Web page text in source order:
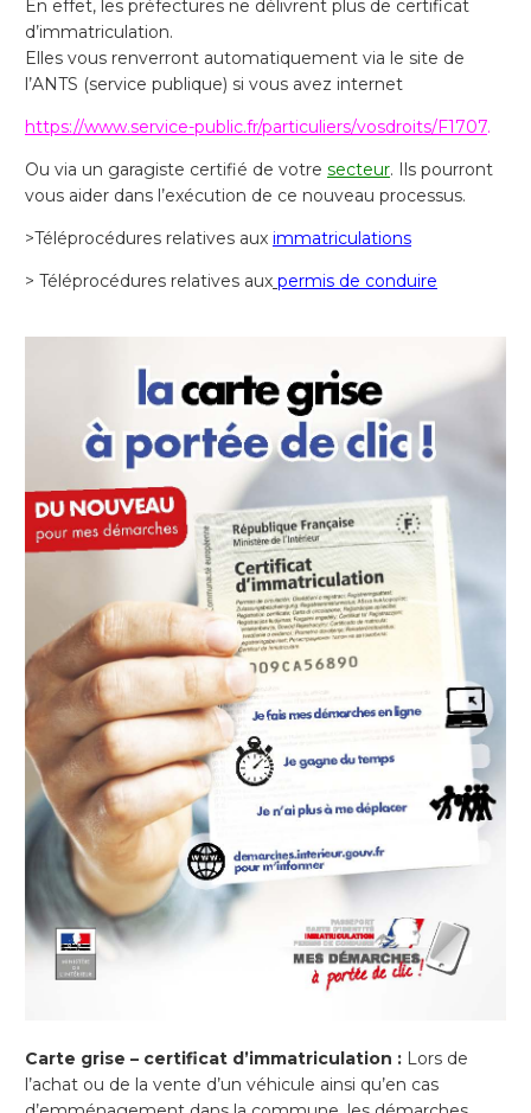
En effet, les préfectures ne délivrent plus de certificat
d’immatriculation.
Elles vous renverront automatiquement via le site de
l’ANTS (service publique) si vous avez internet
https://www.service-public.fr/particuliers/vosdroits/F1707.
Ou via un garagiste certifié de votre secteur. Ils pourront
vous aider dans l’exécution de ce nouveau processus.
>Téléprocédures relatives aux immatriculations
> Téléprocédures relatives aux permis de conduire
Carte grise – certificat d’immatriculation : Lors de
l’achat ou de la vente d’un véhicule ainsi qu’en cas